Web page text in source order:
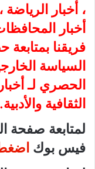
، أخبار
أخبار
فريقنا
السياسة
الحصري لـ
الثقافية والأدبية.
لمتابعة صفحة
فيس بوك